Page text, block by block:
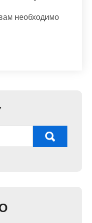
необходимо